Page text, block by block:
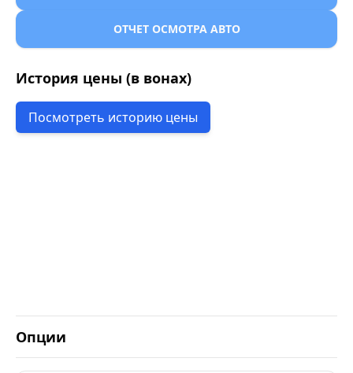
ОТЧЕТ ОСМОТРА АВТО
История цены (в вонах)
Посмотреть историю цены
Опции